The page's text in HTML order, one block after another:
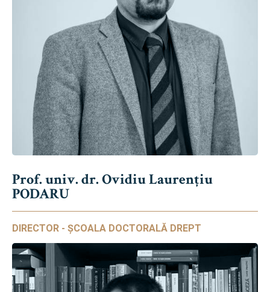
Prof. univ. dr. Ovidiu Laurențiu
PODARU
DIRECTOR - ȘCOALA DOCTORALĂ DREPT